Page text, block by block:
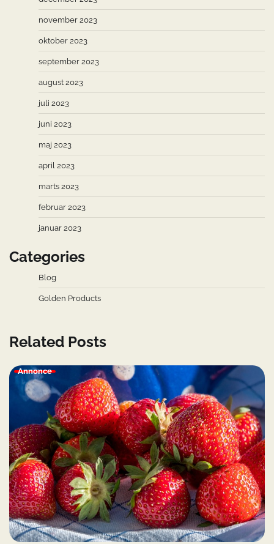
november 2023
oktober 2023
september 2023
august 2023
juli 2023
juni 2023
maj 2023
april 2023
marts 2023
februar 2023
januar 2023
Categories
Blog
Golden Products
Related Posts
Annonce